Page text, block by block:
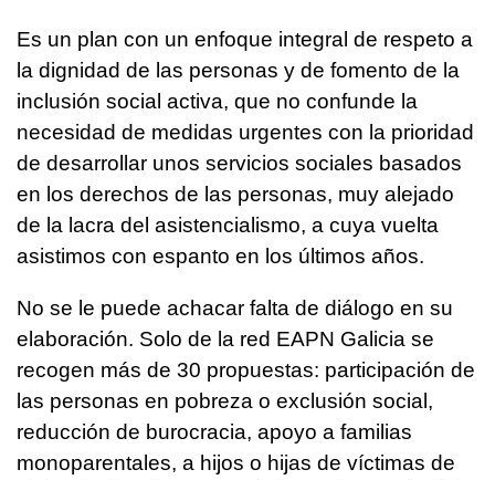
Es un plan con un enfoque integral de respeto a
la dignidad de las personas y de fomento de la
inclusión social activa, que no confunde la
necesidad de medidas urgentes con la prioridad
de desarrollar unos servicios sociales basados
en los derechos de las personas, muy alejado
de la lacra del asistencialismo, a cuya vuelta
asistimos con espanto en los últimos años.
No se le puede achacar falta de diálogo en su
elaboración. Solo de la red EAPN Galicia se
recogen más de 30 propuestas: participación de
las personas en pobreza o exclusión social,
reducción de burocracia, apoyo a familias
monoparentales, a hijos o hijas de víctimas de